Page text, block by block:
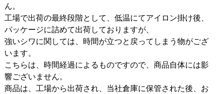
ん。
工場で出荷の最終段階として、低温にてアイロン掛け後、
パッケージに詰めて出荷しておりますが、
強いシワに関しては、時間が立つと戻ってしまう物がござ
います。
こちらは、時間経過によるものですので、商品自体には影
響ございません。
商品は、工場から出荷され、当社倉庫に保管された後、お